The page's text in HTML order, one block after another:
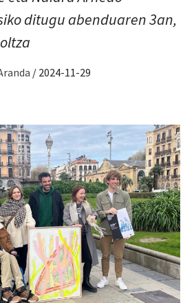
ditugu abenduaren 3an,
/ 2024-11-29